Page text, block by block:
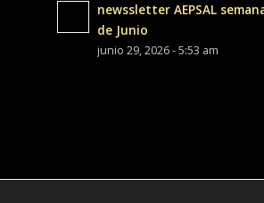
newssletter AEPSAL
de Junio
junio 29, 2026 - 5:53 am